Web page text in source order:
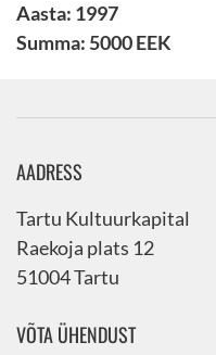
Aasta: 1997
Summa: 5000 EEK
AADRESS
Tartu Kultuurkapital
Raekoja plats 12
51004 Tartu
VÕTA ÜHENDUST